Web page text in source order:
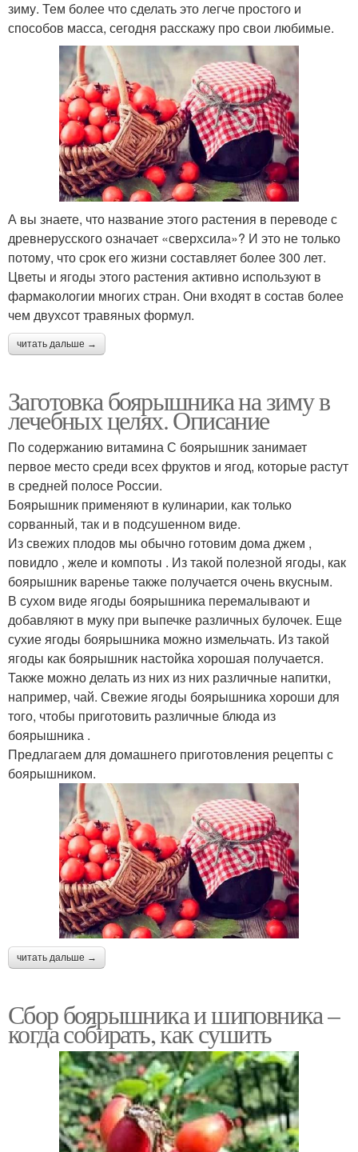
зиму. Тем более что сделать это легче простого и
способов масса, сегодня расскажу про свои любимые.
А вы знаете, что название этого растения в переводе с
древнерусского означает «сверхсила»? И это не только
потому, что срок его жизни составляет более 300 лет.
Цветы и ягоды этого растения активно используют в
фармакологии многих стран. Они входят в состав более
чем двухсот травяных формул.
читать дальше →
Заготовка боярышника на зиму в
лечебных целях. Описание
По содержанию витамина С боярышник занимает
первое место среди всех фруктов и ягод, которые растут
в средней полосе России.
Боярышник применяют в кулинарии, как только
сорванный, так и в подсушенном виде.
Из свежих плодов мы обычно готовим дома джем ,
повидло , желе и компоты . Из такой полезной ягоды, как
боярышник варенье также получается очень вкусным.
В сухом виде ягоды боярышника перемалывают и
добавляют в муку при выпечке различных булочек. Еще
сухие ягоды боярышника можно измельчать. Из такой
ягоды как боярышник настойка хорошая получается.
Также можно делать из них из них различные напитки,
например, чай. Свежие ягоды боярышника хороши для
того, чтобы приготовить различные блюда из
боярышника .
Предлагаем для домашнего приготовления рецепты с
боярышником.
читать дальше →
Сбор боярышника и шиповника –
когда собирать, как сушить